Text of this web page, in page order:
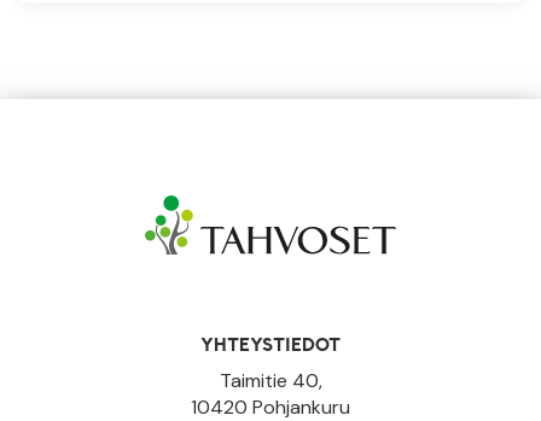
YHTEYSTIEDOT
Taimitie 40,
10420 Pohjankuru